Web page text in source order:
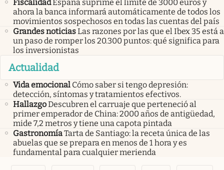
FiscalidadEspaña suprime el límite de 3000 euros y
ahora la banca informará automáticamente de todos los
movimientos sospechosos en todas las cuentas del país
Grandes noticiasLas razones por las que el Ibex 35 está a
un paso de romper los 20.300 puntos: qué significa para
los inversionistas
Actualidad
Vida emocional Cómo saber si tengo depresión:
detección, síntomas y tratamientos efectivos.
HallazgoDescubren el carruaje que perteneció al
primer emperador de China: 2000 años de antigüedad,
mide 7,2 metros y tiene una capota pintada
GastronomíaTarta de Santiago: la receta única de las
abuelas que se prepara en menos de 1 hora y es
fundamental para cualquier merienda